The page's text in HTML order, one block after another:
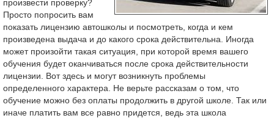
произвести проверку?
Просто попросить вам
показать лицензию автошколы и посмотреть, когда и кем
произведена выдача и до какого срока действительна. Иногда
может произойти такая ситуация, при которой время вашего
обучения будет оканчиваться после срока действительности
лицензии. Вот здесь и могут возникнуть проблемы
определенного характера. Не верьте рассказам о том, что
обучение можно без оплаты продолжить в другой школе. Так или
иначе платить вам все равно придется, ведь эта школа